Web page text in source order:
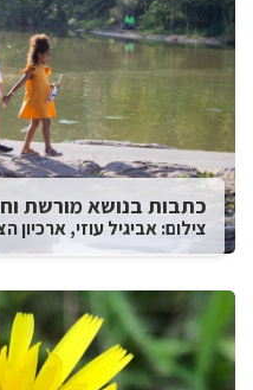
כתבות בנושא מורשת
צילום: אביגיל עוזי,